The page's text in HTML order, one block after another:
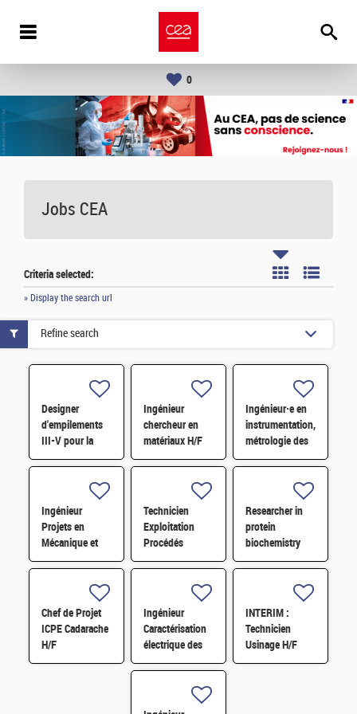
0
Jobs CEA
Criteria selected:
» Display the search url
Designer
d'empilements
III-V pour la
photonique H/F
Ingénieur
chercheur en
matériaux H/F
Ingénieur·e en
instrumentation,
métrologie des
gaz à effet de
Ingénieur
Projets en
Mécanique et
Manutention
Technicien
Exploitation
Procédés
Chimie H/F
Researcher in
protein
biochemistry
H/F H/F
Chef de Projet
ICPE Cadarache
H/F
Ingénieur
Caractérisation
électrique des
mémoires
CDD 36 MOIS –
GRENOBLE H/F
INTERIM :
Technicien
Usinage H/F
Refine search